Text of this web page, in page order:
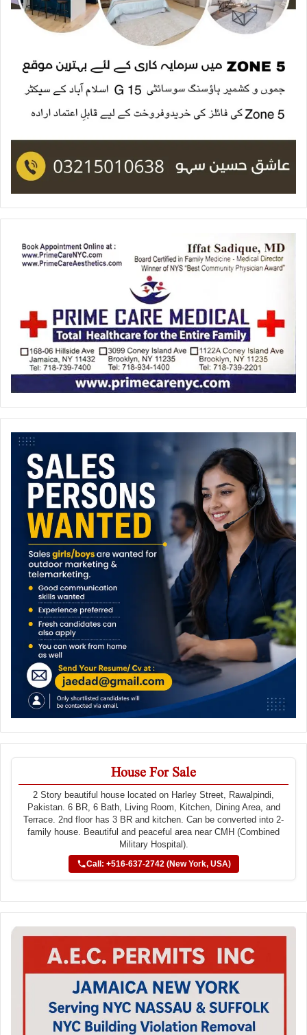
House For Sale
2 Story beautiful house located on Harley Street, Rawalpindi,
Pakistan. 6 BR, 6 Bath, Living Room, Kitchen, Dining Area, and
Terrace. 2nd floor has 3 BR and kitchen. Can be converted into 2-
family house. Beautiful and peaceful area near CMH (Combined
Military Hospital).
Call: +516-637-2742 (New York, USA)